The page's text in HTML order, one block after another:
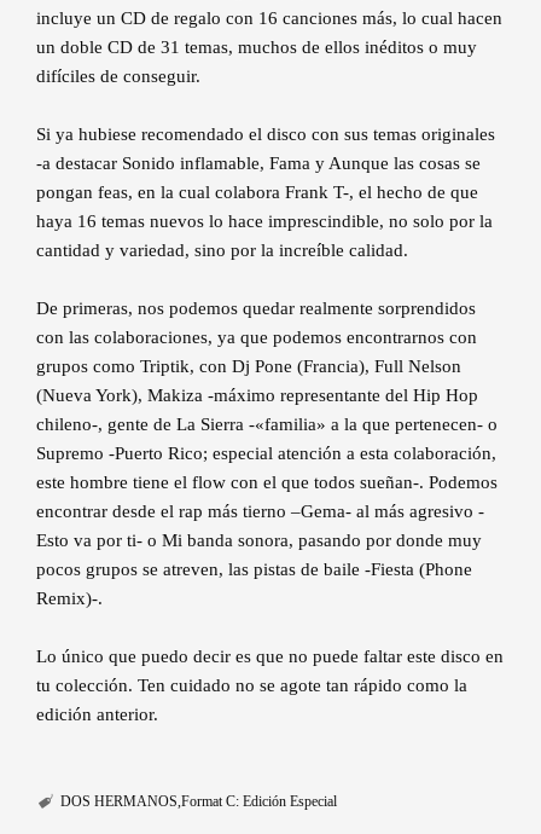
incluye un CD de regalo con 16 canciones más, lo cual hacen
un doble CD de 31 temas, muchos de ellos inéditos o muy
difíciles de conseguir.
Si ya hubiese recomendado el disco con sus temas originales
-a destacar Sonido inflamable, Fama y Aunque las cosas se
pongan feas, en la cual colabora Frank T-, el hecho de que
haya 16 temas nuevos lo hace imprescindible, no solo por la
cantidad y variedad, sino por la increíble calidad.
De primeras, nos podemos quedar realmente sorprendidos
con las colaboraciones, ya que podemos encontrarnos con
grupos como Triptik, con Dj Pone (Francia), Full Nelson
(Nueva York), Makiza -máximo representante del Hip Hop
chileno-, gente de La Sierra -«familia» a la que pertenecen- o
Supremo -Puerto Rico; especial atención a esta colaboración,
este hombre tiene el flow con el que todos sueñan-. Podemos
encontrar desde el rap más tierno –Gema- al más agresivo -
Esto va por ti- o Mi banda sonora, pasando por donde muy
pocos grupos se atreven, las pistas de baile -Fiesta (Phone
Remix)-.
Lo único que puedo decir es que no puede faltar este disco en
tu colección. Ten cuidado no se agote tan rápido como la
edición anterior.
DOS HERMANOS Format C: Edición Especial